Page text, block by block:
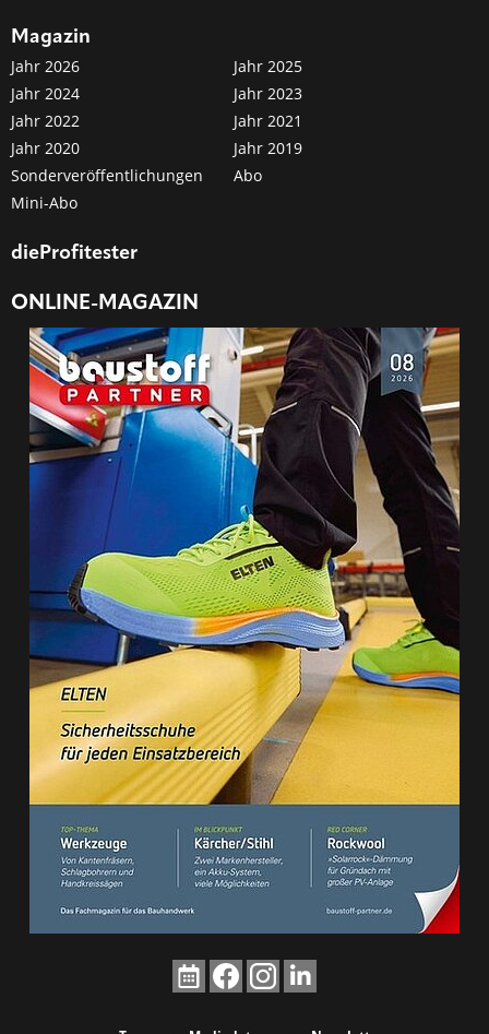
Magazin
Jahr 2026
Jahr 2025
Jahr 2024
Jahr 2023
Jahr 2022
Jahr 2021
Jahr 2020
Jahr 2019
Sonderveröffentlichungen
Abo
Mini-Abo
dieProfitester
ONLINE-MAGAZIN